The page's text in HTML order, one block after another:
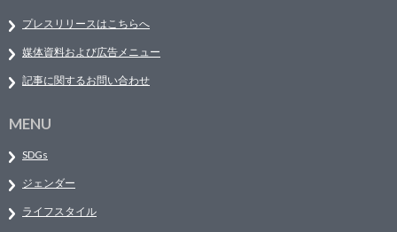
プレスリリースはこちらへ
媒体資料および広告メニュー
記事に関するお問い合わせ
MENU
SDGs
ジェンダー
ライフスタイル